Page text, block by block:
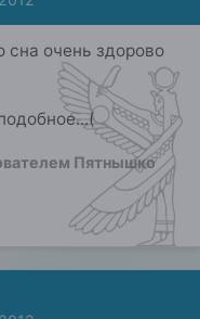
сна очень здорово
Пятнышко